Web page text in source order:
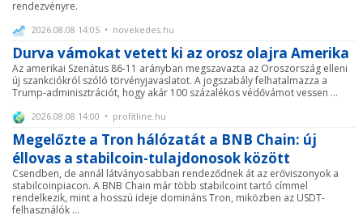
rendezvényre.
2026.08.08 14:05 • novekedes.hu
Durva vámokat vetett ki az orosz olajra Amerika
Az amerikai Szenátus 86-11 arányban megszavazta az Oroszország elleni
új szankciókról szóló törvényjavaslatot. A jogszabály felhatalmazza a
Trump-adminisztrációt, hogy akár 100 százalékos védővámot vessen ...
2026.08.08 14:00 • profitline.hu
Megelőzte a Tron hálózatát a BNB Chain: új
éllovas a stabilcoin-tulajdonosok között
Csendben, de annál látványosabban rendeződnek át az erőviszonyok a
stabilcoinpiacon. A BNB Chain már több stabilcoint tartó címmel
rendelkezik, mint a hosszú ideje domináns Tron, miközben az USDT-
felhasználók ...